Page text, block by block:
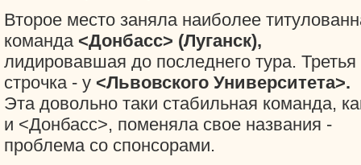
Второе место заняла наиболее
команда <Донбасс> (Луганск),
лидировавшая до последнего тура. Третья
строчка - у <Львовского Университета>.
Эта довольно таки стабильная команда,
и <Донбасс>, поменяла свое названия -
проблема со спонсорами.